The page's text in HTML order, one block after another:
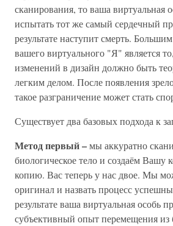
сканирования, то ваша виртуальная
испытать тот же самый сердечный
результате наступит смерть.
вашего виртуального "Я" является
изменений в дизайн должно быть
легким делом. После появления
такое разграничение может стать
Существует два базовых подхода к
Метод первый –мы аккуратно
биологическое тело и создаём Вашу
копию. Вас теперь у нас двое. Мы
оригинал и назвать процесс
результате ваша виртуальная особь
субъективный опыт перемещения из